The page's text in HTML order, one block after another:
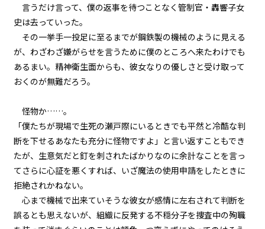
第３話
第３話
『Grimoire（魔導書）』＜７＞
第３話
『Grimoire（魔導書）』＜９＞
『Grimoire（魔導書）』＜１０
＞
言うだけ言って、僕の返事を待つことなく管制官・轟響子女
史は去っていった。
その一挙手一投足に至るまでが鋼鉄製の機械のように見える
が、わざわざ嫌がらせを言うために僕のところへ来たわけでも
あるまい。精神衛生面からも、彼女なりの優しさと受け取って
おくのが無難だろう。
怪物か……。
「僕たちが現場で生死の瀬戸際にいるときでも平然と冷酷な判
断を下せるあなたも充分に怪物ですよ」と言い返すこともでき
たが、生意気だと釘を刺されたばかりなのに余計なことを言っ
てさらに心証を悪くすれば、いざ魔法の使用申請をしたときに
拒絶されかねない。
心まで機械で出来ていそうな彼女が感情に左右されて判断を
誤るとも思えないが、組織に反発する不穏分子を捜査中の殉職